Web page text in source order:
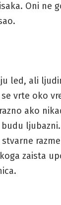
Oni ne
led, ali
vrte oko
ako
zaista